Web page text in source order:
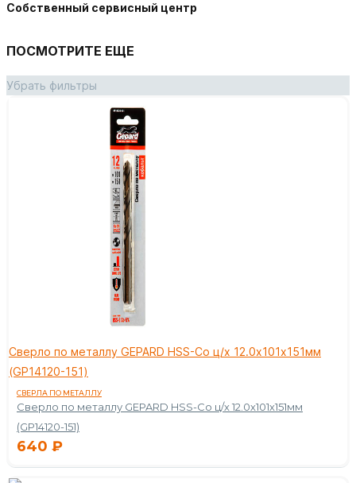
Собственный сервисный центр
ПОСМОТРИТЕ ЕЩЕ
Убрать фильтры
Сверло по металлу GEPARD HSS-Co ц/х 12.0х101х151мм
(GP14120-151)
СВЕРЛА ПО МЕТАЛЛУ
Сверло по металлу GEPARD HSS-Co ц/х 12.0х101х151мм
(GP14120-151)
640 ₽